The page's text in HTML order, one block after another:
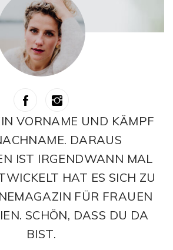
VORNAME UND KÄMPF
DARAUS
IST IRGENDWANN MAL
HAT ES SICH ZU
FÜR FRAUEN
SCHÖN, DASS DU DA
BIST.